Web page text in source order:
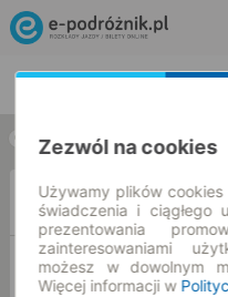
w jedną stronę w
Z
DO
Zezwól na cookies
Używamy plików
świadczenia i ciągłego
prezentowania
zainteresowaniami
możesz w dowolnym
Więcej informacji w